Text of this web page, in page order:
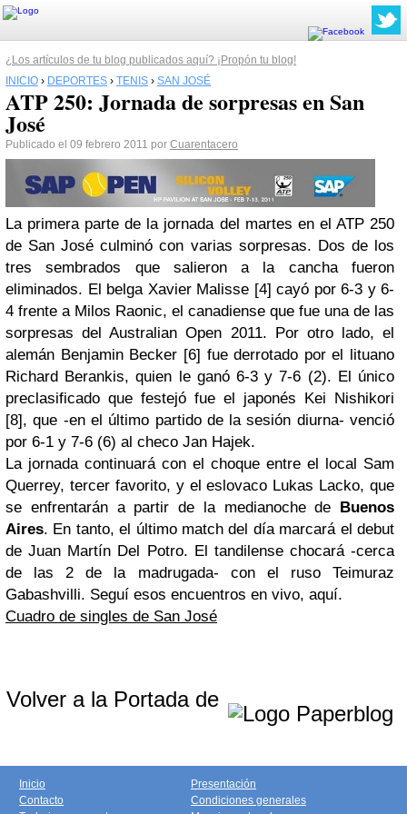
¿Los artículos de tu blog publicados aquí? ¡Propón tu blog!
INICIO › DEPORTES › TENIS › SAN JOSÉ
ATP 250: Jornada de sorpresas en San
José
Publicado el 09 febrero 2011 por Cuarentacero
La primera parte de la jornada del martes en el ATP250
de San José culminó con varias sorpresas. Dos de los
tres sembrados que salieron a la cancha fueron
eliminados. El belga Xavier Malisse [4] cayó por 6-3 y 6-
4 frente a Milos Raonic, el canadiense que fue una de las
sorpresas delAustralian Open 2011. Por otro lado, el
alemán Benjamin Becker [6] fue derrotado por el lituano
Richard Berankis, quien le ganó 6-3 y 7-6 (2). El único
preclasificado que festejó fue el japonés Kei Nishikori
[8], que -en el último partido de la sesión diurna- venció
por 6-1 y 7-6 (6) al checo Jan Hajek.
La jornada continuará con el choque entre el local Sam
Querrey, tercer favorito, y el eslovaco Lukas Lacko, que
se enfrentarán a partir de la medianoche de Buenos
Aires. En tanto, el último match del día marcará el debut
de Juan Martín Del Potro. El tandilensechocará -cerca
de las 2 de la madrugada- con el ruso Teimuraz
Gabashvilli. Seguí esos encuentros en vivo, aquí.
Cuadro de singles de San José
Volver a la Portada de
Inicio
Contacto
Presentación
Condiciones generales